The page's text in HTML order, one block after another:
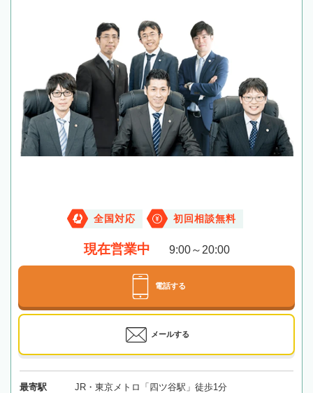
全国対応 初回相談無料
現在営業中 9:00～20:00
電話する
メールする
最寄駅 JR・東京メトロ「四ツ谷駅」徒歩1分